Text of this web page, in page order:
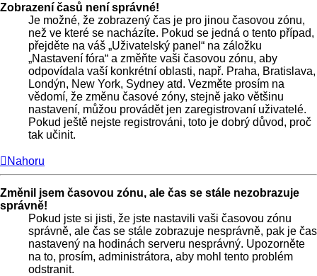
Zobrazení časů není správné!
Je možné, že zobrazený čas je pro jinou časovou zónu,
než ve které se nacházíte. Pokud se jedná o tento případ,
přejděte na váš „Uživatelský panel“ na záložku
„Nastavení fóra“ a změňte vaši časovou zónu, aby
odpovídala vaší konkrétní oblasti, např. Praha, Bratislava,
Londýn, New York, Sydney atd. Vezměte prosím na
vědomí, že změnu časové zóny, stejně jako většinu
nastavení, můžou provádět jen zaregistrovaní uživatelé.
Pokud ještě nejste registrováni, toto je dobrý důvod, proč
tak učinit.
Nahoru
Změnil jsem časovou zónu, ale čas se stále nezobrazuje
správně!
Pokud jste si jisti, že jste nastavili vaši časovou zónu
správně, ale čas se stále zobrazuje nesprávně, pak je čas
nastavený na hodinách serveru nesprávný. Upozorněte
na to, prosím, administrátora, aby mohl tento problém
odstranit.